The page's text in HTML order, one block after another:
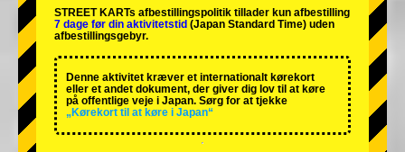
STREET KARTs afbestillingspolitik tillader kun afbestilling
7 dage før din aktivitetstid (Japan Standard Time) uden
afbestillingsgebyr.
Denne aktivitet kræver et internationalt kørekort
eller et andet dokument, der giver dig lov til at køre
på offentlige veje i Japan. Sørg for at tjekke
„Kørekort til at køre i Japan“